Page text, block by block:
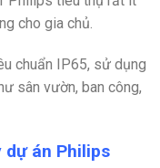
cho gia chủ.
chuẩn IP65, sử dụng
sân vườn, ban công,
dự án Philips